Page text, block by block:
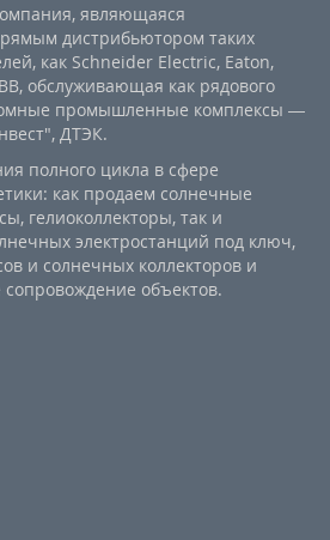
являющаяся
дистрибьютором таких
как Schneider Electric, Eaton,
обслуживающая как рядового
промышленные комплексы —
ДТЭК.
полного цикла в сфере
как продаем солнечные
гелиоколлекторы, так и
электростанций под ключ,
и солнечных коллекторов и
объектов.